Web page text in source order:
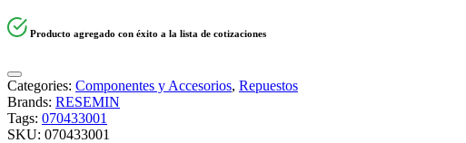
Producto agregado con éxito a la lista de cotizaciones
Categories: Componentes y Accesorios, Repuestos
Brands: RESEMIN
Tags: 070433001
SKU: 070433001